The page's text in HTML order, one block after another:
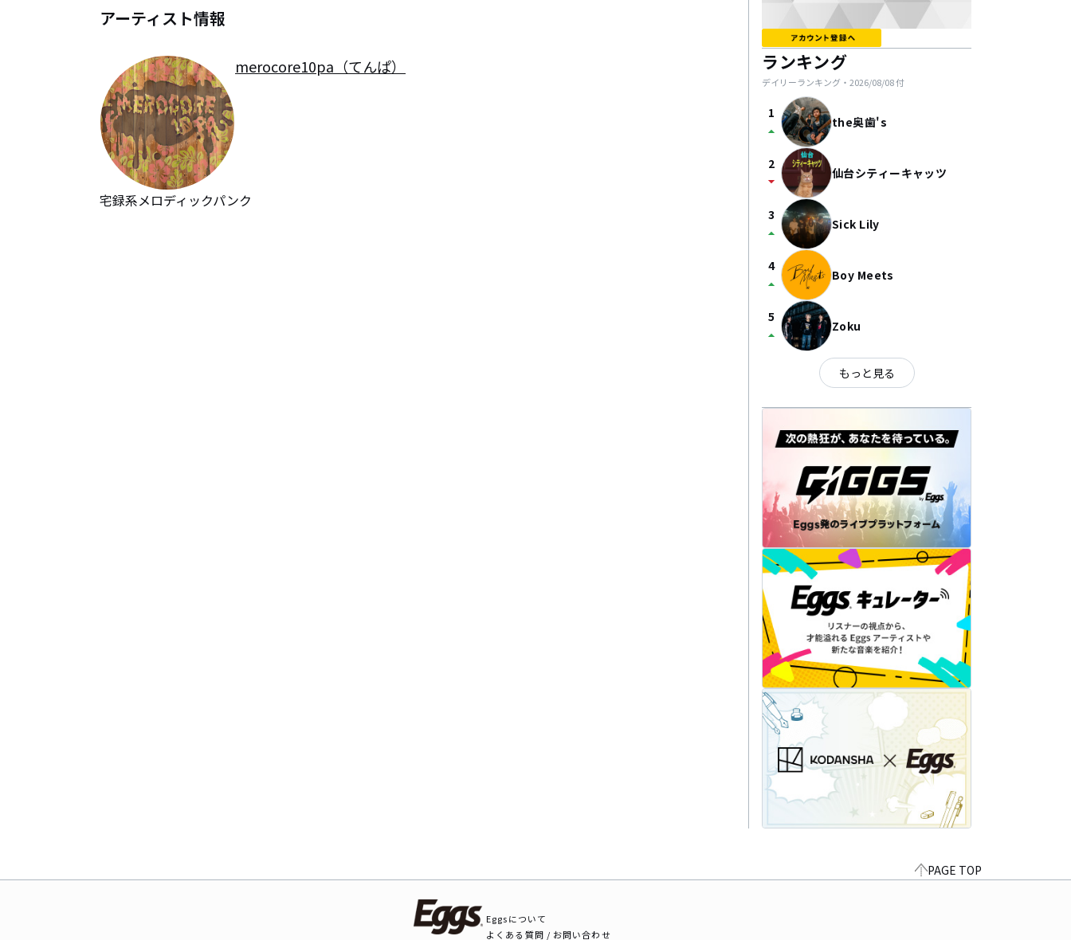
アーティスト情報
merocore10pa（てんぱ）
宅録系メロディックパンク
ランキング
デイリーランキング・ 2026/08/08付
1
arrow_drop_up the奥歯's
2
arrow_drop_down 仙台シティーキャッツ
3
arrow_drop_up Sick Lily
4
arrow_drop_up Boy Meets
5
arrow_drop_up Zoku
もっと見る
PAGE TOP
Eggsについて
よくある質問 / お問い合わせ